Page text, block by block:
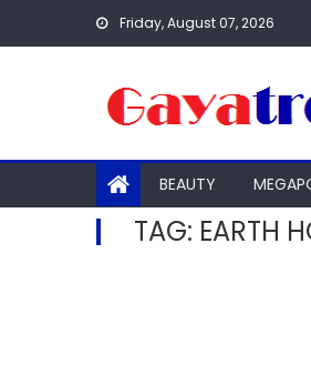
Friday, August 07, 2026
BEAUTY
TAG: EARTH